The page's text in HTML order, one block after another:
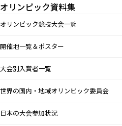
オリンピック資料集
オリンピック競技大会一覧
開催地一覧＆ポスター
大会別入賞者一覧
世界の国内・地域オリンピック委員会
日本の大会参加状況